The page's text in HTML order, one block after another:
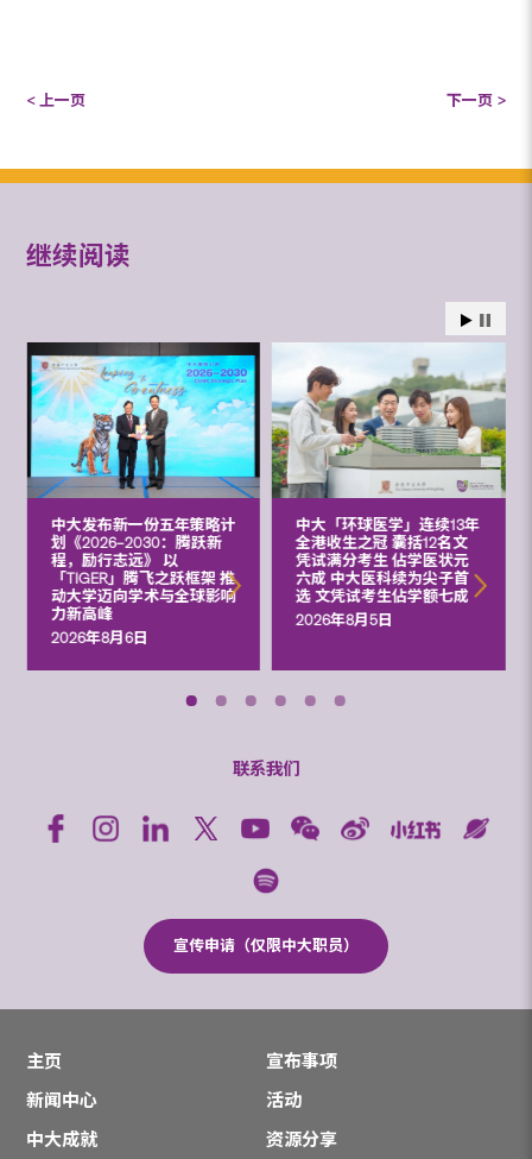
< 上一页 下一页 >
继续阅读
中大发布新一份五年策略计
划《2026‒2030：腾跃新
程，励行志远》 以
「TIGER」腾飞之跃框架 推
动大学迈向学术与全球影响
力新高峰
2026年8月6日
中大「环球医学」连续13年
全港收生之冠 囊括12名文
凭试满分考生 佔学医状元
六成 中大医科续为尖子首
选 文凭试考生佔学额七成
2026年8月5日
联系我们
宣传申请（仅限中大职员）
主页
宣布事项
新闻中心
活动
中大成就
资源分享